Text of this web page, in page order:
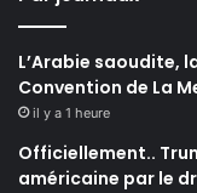
L’Arabie saoudite,
Convention de La
il y a 1 heure
Officiellement..
américaine par le